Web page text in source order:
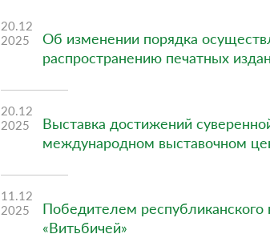
20.12
2025
Об изменении порядка
распространению печатных
20.12
2025
Выставка достижений
международном выставочном
11.12
2025
Победителем
«Витьбичей»